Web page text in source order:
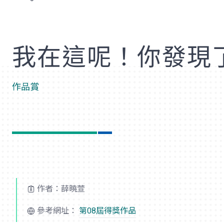
我在這呢！你發現
作品賞
作者：薛曉萱
參考網址： 第08屆得獎作品